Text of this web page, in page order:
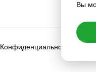
Вы
Конфиденциальность